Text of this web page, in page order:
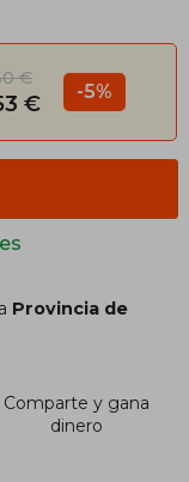
€
€ -5%
a Provincia de
Comparte y gana
dinero